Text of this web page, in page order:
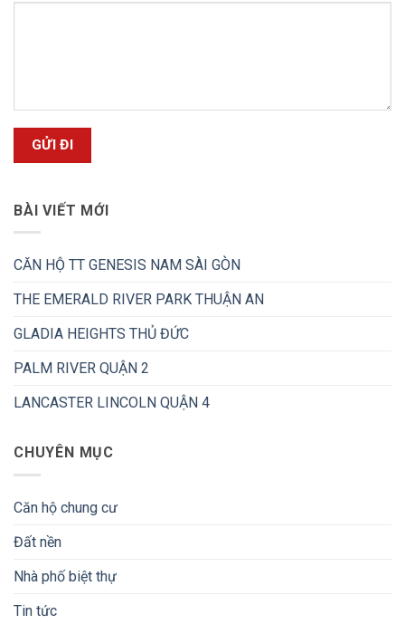
BÀI VIẾT MỚI
CĂN HỘ TT GENESIS NAM SÀI GÒN
THE EMERALD RIVER PARK THUẬN AN
GLADIA HEIGHTS THỦ ĐỨC
PALM RIVER QUẬN 2
LANCASTER LINCOLN QUẬN 4
CHUYÊN MỤC
Căn hộ chung cư
Đất nền
Nhà phố biệt thự
Tin tức